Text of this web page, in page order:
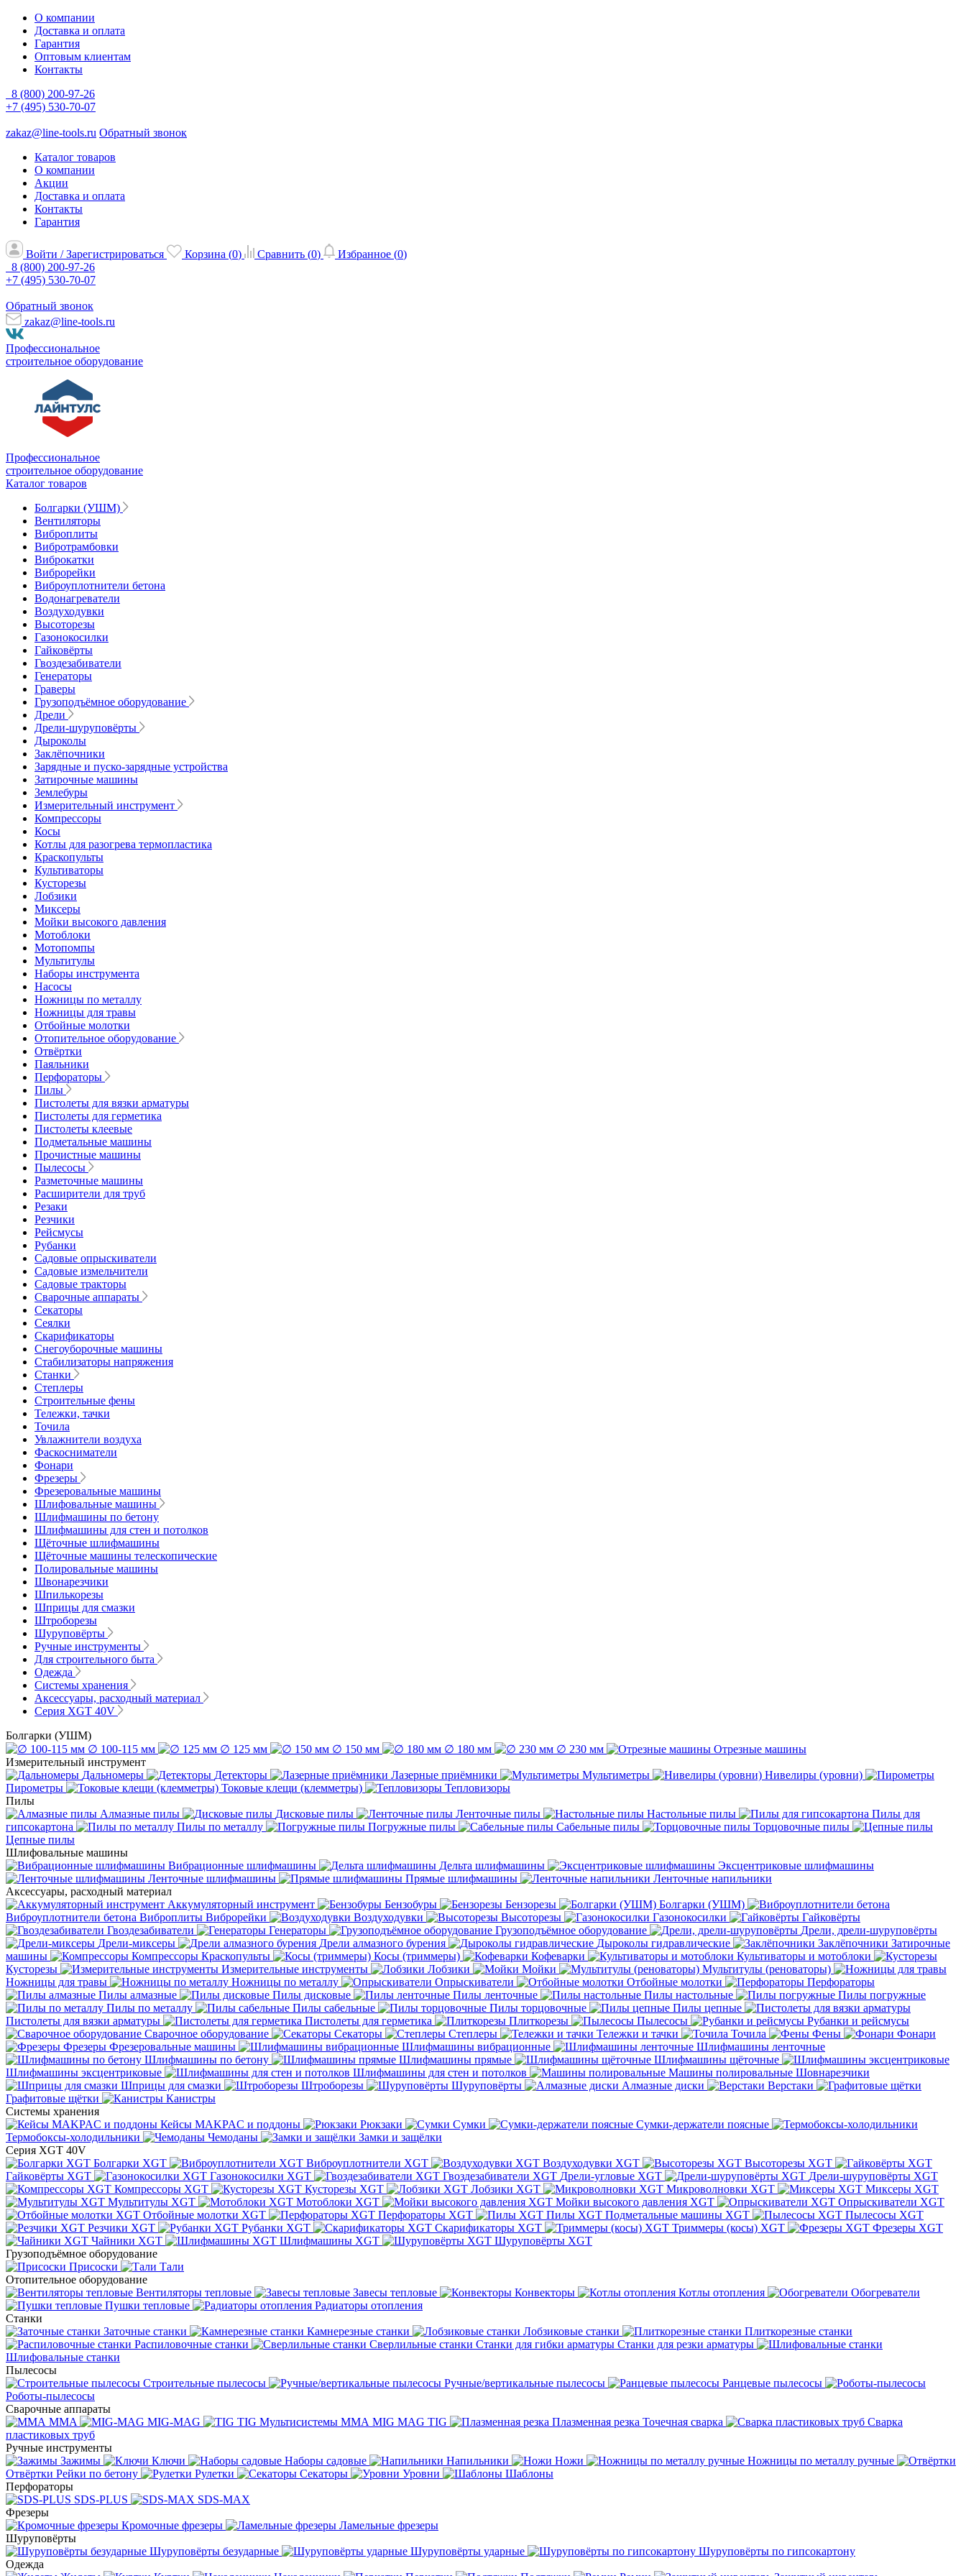
О компании
Доставка и оплата
Гарантия
Оптовым клиентам
Контакты
8 (800) 200-97-26
+7 (495) 530-70-07
zakaz@line-tools.ru Обратный звонок
Каталог товаров
О компании
Акции
Доставка и оплата
Контакты
Гарантия
Войти / Зарегистрироваться Корзина (0) Сравнить (0) Избранное (0)
8 (800) 200-97-26
+7 (495) 530-70-07
Обратный звонок
zakaz@line-tools.ru
Профессиональное
строительное оборудование
Профессиональное
строительное оборудование
Каталог товаров
Болгарки (УШМ)
Вентиляторы
Виброплиты
Вибротрамбовки
Виброкатки
Виброрейки
Виброуплотнители бетона
Водонагреватели
Воздуходувки
Высоторезы
Газонокосилки
Гайковёрты
Гвоздезабиватели
Генераторы
Граверы
Грузоподъёмное оборудование
Дрели
Дрели-шуруповёрты
Дыроколы
Заклёпочники
Зарядные и пуско-зарядные устройства
Затирочные машины
Землебуры
Измерительный инструмент
Компрессоры
Косы
Котлы для разогрева термопластика
Краскопульты
Культиваторы
Кусторезы
Лобзики
Миксеры
Мойки высокого давления
Мотоблоки
Мотопомпы
Мультитулы
Наборы инструмента
Насосы
Ножницы по металлу
Ножницы для травы
Отбойные молотки
Отопительное оборудование
Отвёртки
Паяльники
Перфораторы
Пилы
Пистолеты для вязки арматуры
Пистолеты для герметика
Пистолеты клеевые
Подметальные машины
Прочистные машины
Пылесосы
Разметочные машины
Расширители для труб
Резаки
Резчики
Рейсмусы
Рубанки
Садовые опрыскиватели
Садовые измельчители
Садовые тракторы
Сварочные аппараты
Секаторы
Сеялки
Скарификаторы
Снегоуборочные машины
Стабилизаторы напряжения
Станки
Степлеры
Строительные фены
Тележки, тачки
Точила
Увлажнители воздуха
Фаскосниматели
Фонари
Фрезеры
Фрезеровальные машины
Шлифовальные машины
Шлифмашины по бетону
Шлифмашины для стен и потолков
Щёточные шлифмашины
Щёточные машины телескопические
Полировальные машины
Швонарезчики
Шпилькорезы
Шприцы для смазки
Штроборезы
Шуруповёрты
Ручные инструменты
Для строительного быта
Одежда
Системы хранения
Аксессуары, расходный материал
Серия XGT 40V
Болгарки (УШМ)
∅ 100-115 мм
∅ 125 мм ∅ 150 мм ∅ 180 мм ∅ 230 мм
Отрезные машины
Измерительный инструмент
Дальномеры
Детекторы Лазерные приёмники Мультиметры
Нивелиры (уровни)
Пирометры
Токовые клещи (клемметры)
Тепловизоры
Пилы
Алмазные пилы
Дисковые пилы Ленточные пилы Настольные пилы
Пилы для
гипсокартона
Пилы по металлу Погружные пилы Сабельные пилы
Торцовочные пилы
Цепные пилы
Шлифовальные машины
Вибрационные шлифмашины
Дельта шлифмашины
Эксцентриковые шлифмашины
Ленточные шлифмашины
Прямые шлифмашины
Ленточные напильники
Аксессуары, расходный материал
Аккумуляторный инструмент
Бензобуры Бензорезы
Болгарки (УШМ)
Виброуплотнители бетона Виброплиты Виброрейки Воздуходувки Высоторезы Газонокосилки
Гайковёрты
Гвоздезабиватели
Генераторы Грузоподъёмное оборудование
Дрели, дрели-шуруповёрты
Дрели-миксеры
Дрели алмазного бурения Дыроколы гидравлические Заклёпочники Затирочные
машины
Компрессоры Краскопульты Косы (триммеры) Кофеварки
Культиваторы и мотоблоки
Кусторезы
Измерительные инструменты Лобзики Мойки
Мультитулы (реноваторы)
Ножницы для травы
Ножницы по металлу Опрыскиватели Отбойные молотки
Перфораторы
Пилы алмазные
Пилы дисковые Пилы ленточные Пилы настольные
Пилы погружные
Пилы по металлу
Пилы сабельные Пилы торцовочные
Пилы цепные
Пистолеты для вязки арматуры
Пистолеты для герметика Плиткорезы Пылесосы
Рубанки и рейсмусы
Сварочное оборудование
Секаторы Степлеры Тележки и тачки Точила Фены
Фонари
Фрезеры Фрезеровальные машины Шлифмашины вибрационные
Шлифмашины ленточные
Шлифмашины по бетону
Шлифмашины прямые
Шлифмашины щёточные
Шлифмашины эксцентриковые
Шлифмашины для стен и потолков Машины полировальные Шовнарезчики
Шприцы для смазки
Штроборезы Шуруповёрты Алмазные диски
Верстаки
Графитовые щётки
Канистры
Системы хранения
Кейсы MAKPAC и поддоны
Рюкзаки Сумки
Сумки-держатели поясные
Термобоксы-холодильники
Чемоданы
Замки и защёлки
Серия XGT 40V
Болгарки XGT
Виброуплотнители XGT Воздуходувки XGT
Высоторезы XGT
Гайковёрты XGT
Газонокосилки XGT Гвоздезабиватели XGT Дрели-угловые XGT
Дрели-шуруповёрты XGT
Компрессоры XGT
Кусторезы XGT Лобзики XGT Микроволновки XGT
Миксеры XGT
Мультитулы XGT
Мотоблоки XGT Мойки высокого давления XGT
Опрыскиватели XGT
Отбойные молотки XGT
Перфораторы XGT Пилы XGT Подметальные машины XGT
Пылесосы XGT
Резчики XGT
Рубанки XGT Скарификаторы XGT Триммеры (косы) XGT
Фрезеры XGT
Чайники XGT
Шлифмашины XGT
Шуруповёрты XGT
Грузоподъёмное оборудование
Присоски
Тали
Отопительное оборудование
Вентиляторы тепловые
Завесы тепловые Конвекторы Котлы отопления
Обогреватели
Пушки тепловые
Радиаторы отопления
Станки
Заточные станки
Камнерезные станки Лобзиковые станки
Плиткорезные станки
Распиловочные станки
Сверлильные станки Станки для гибки арматуры Станки для резки арматуры
Шлифовальные станки
Пылесосы
Строительные пылесосы
Ручные/вертикальные пылесосы
Ранцевые пылесосы
Роботы-пылесосы
Сварочные аппараты
MMA
MIG-MAG TIG Мультисистемы ММА MIG MAG TIG Плазменная резка Точечная сварка
Cварка
пластиковых труб
Ручные инструменты
Зажимы
Ключи Наборы садовые Напильники Ножи
Ножницы по металлу ручные
Отвёртки Рейки по бетону Рулетки Секаторы Уровни
Шаблоны
Перфораторы
SDS-PLUS
SDS-MAX
Фрезеры
Кромочные фрезеры
Ламельные фрезеры
Шуруповёрты
Шуруповёрты безударные
Шуруповёрты ударные
Шуруповёрты по гипсокартону
Одежда